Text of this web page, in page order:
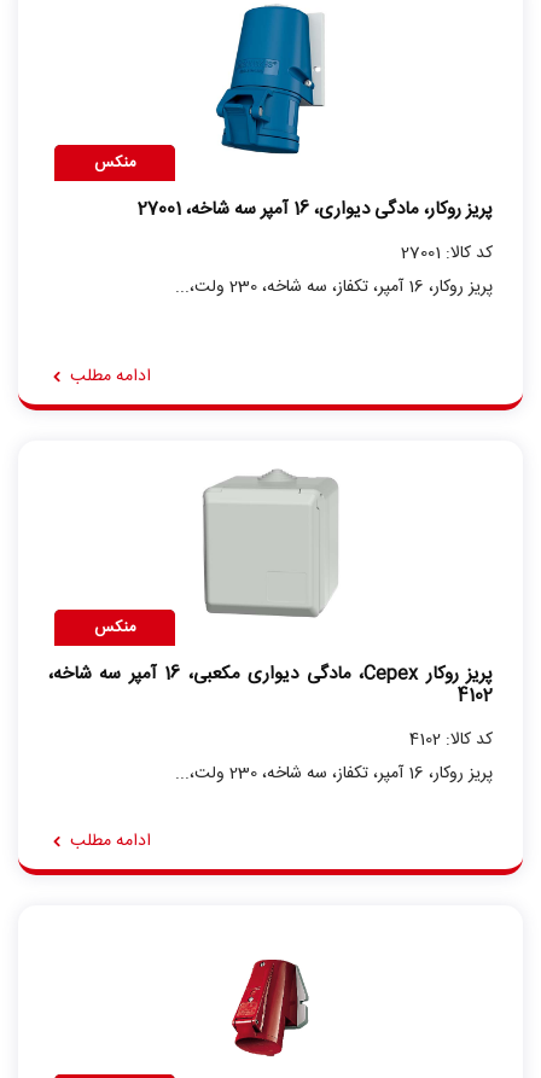
منکس
پریز روکار، مادگی دیواری، 16 آمپر سه شاخه، 27001
کد کالا: 27001
پریز روکار، 16 آمپر، تکفاز، سه شاخه، 230 ولت،...
ادامه مطلب
منکس
پریز روکار Cepex، مادگی دیواری مکعبی، 16 آمپر سه شاخه،
4102
کد کالا: 4102
پریز روکار، 16 آمپر، تکفاز، سه شاخه، 230 ولت،...
ادامه مطلب